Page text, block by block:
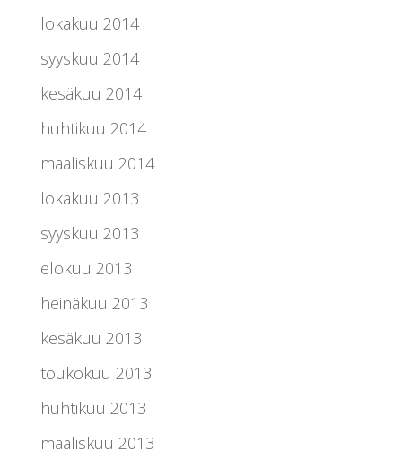
lokakuu 2014
syyskuu 2014
kesäkuu 2014
huhtikuu 2014
maaliskuu 2014
lokakuu 2013
syyskuu 2013
elokuu 2013
heinäkuu 2013
kesäkuu 2013
toukokuu 2013
huhtikuu 2013
maaliskuu 2013